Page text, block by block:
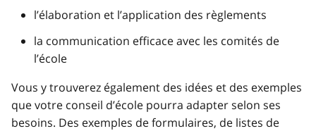
l’élaboration et l’application des règlements
la communication efficace avec les comités de
l’école
Vous y trouverez également des idées et des exemples
que votre conseil d’école pourra adapter selon ses
besoins. Des exemples de formulaires, de listes de